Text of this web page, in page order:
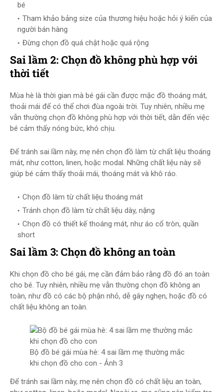
bé
Tham khảo bảng size của thương hiệu hoặc hỏi ý kiến của
người bán hàng
Đừng chọn đồ quá chật hoặc quá rộng
Sai lầm 2: Chọn đồ không phù hợp với
thời tiết
Mùa hè là thời gian mà bé gái cần được mặc đồ thoáng mát,
thoải mái để có thể chơi đùa ngoài trời. Tuy nhiên, nhiều mẹ
vẫn thường chọn đồ không phù hợp với thời tiết, dẫn đến việc
bé cảm thấy nóng bức, khó chịu.
Để tránh sai lầm này, mẹ nên chọn đồ làm từ chất liệu thoáng
mát, như cotton, linen, hoặc modal. Những chất liệu này sẽ
giúp bé cảm thấy thoải mái, thoáng mát và khô ráo.
Chọn đồ làm từ chất liệu thoáng mát
Tránh chọn đồ làm từ chất liệu dày, nặng
Chọn đồ có thiết kế thoáng mát, như áo cổ tròn, quần
short
Sai lầm 3: Chọn đồ không an toàn
Khi chọn đồ cho bé gái, mẹ cần đảm bảo rằng đồ đó an toàn
cho bé. Tuy nhiên, nhiều mẹ vẫn thường chọn đồ không an
toàn, như đồ có các bộ phận nhỏ, dễ gây nghẹn, hoặc đồ có
chất liệu không an toàn.
Bộ đồ bé gái mùa hè: 4 sai lầm mẹ thường mắc
khi chọn đồ cho con - Ảnh 3
Để tránh sai lầm này, mẹ nên chọn đồ có chất liệu an toàn,